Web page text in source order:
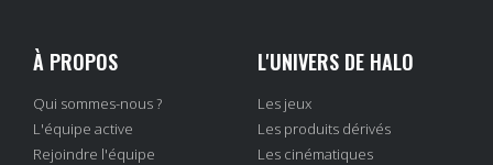
À PROPOS
Qui sommes-nous ?
L'équipe active
Rejoindre l'équipe
L'UNIVERS DE HALO
Les jeux
Les produits dérivés
Les cinématiques